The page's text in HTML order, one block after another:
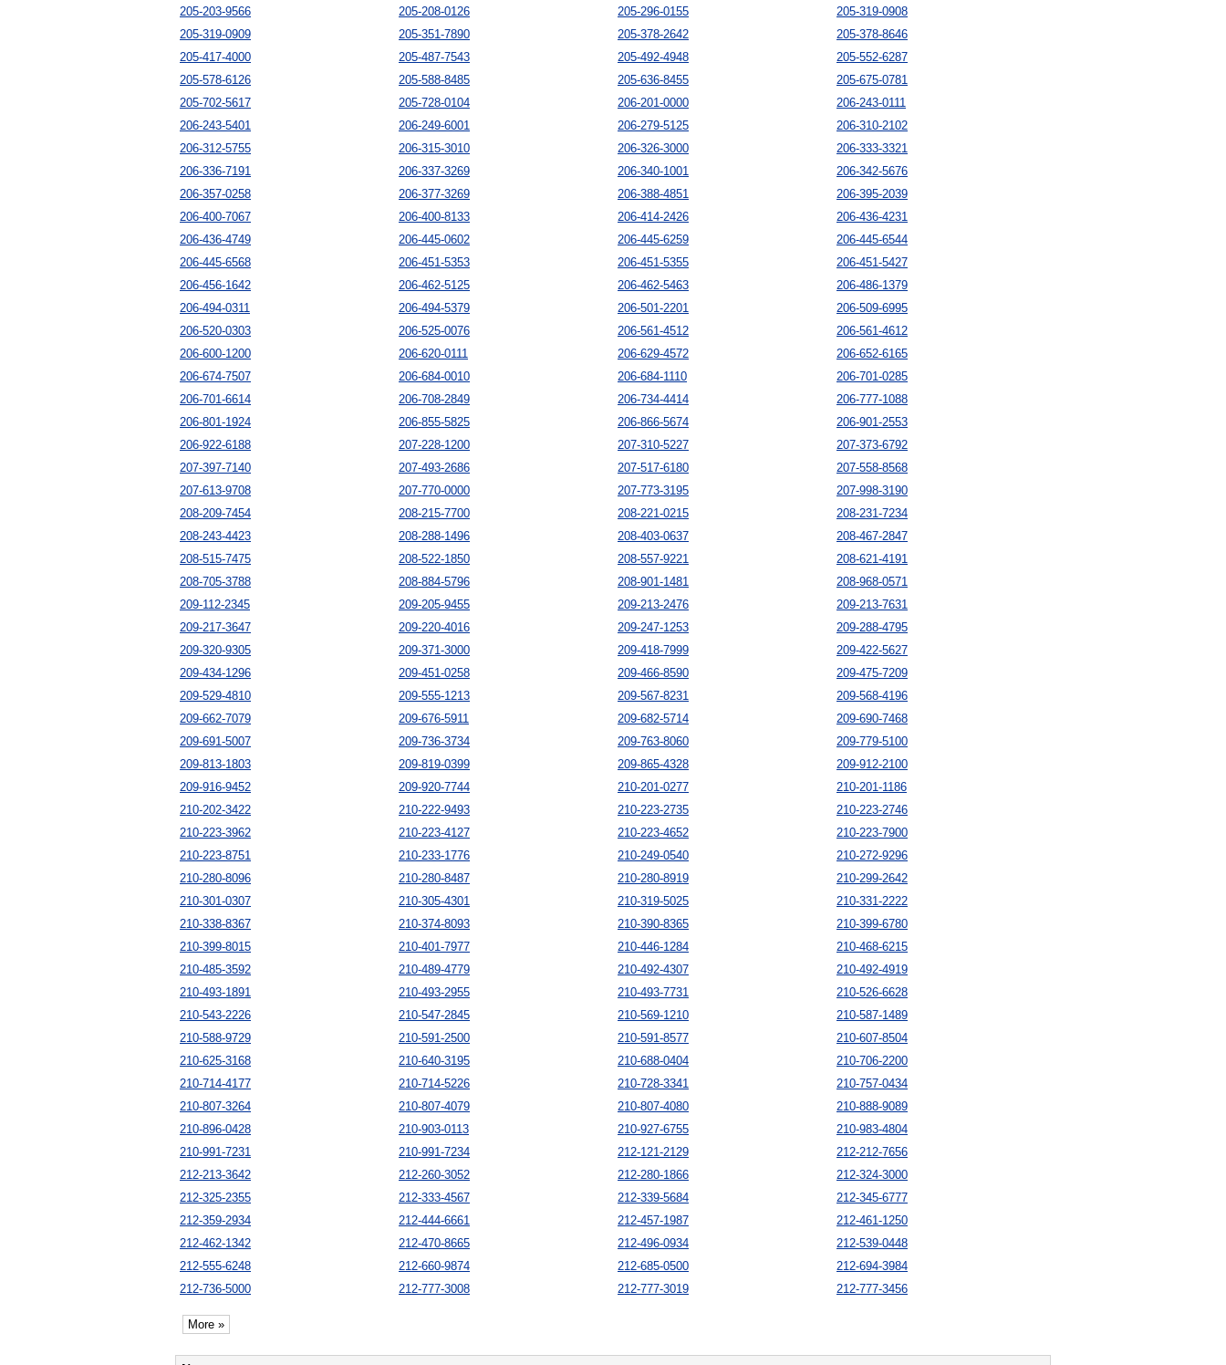
205-203-9566
205-208-0126 205-296-0155
205-319-0908
205-319-0909
205-351-7890 205-378-2642
205-378-8646
205-417-4000
205-487-7543 205-492-4948
205-552-6287
205-578-6126
205-588-8485 205-636-8455
205-675-0781
205-702-5617
205-728-0104 206-201-0000
206-243-0111
206-243-5401
206-249-6001 206-279-5125
206-310-2102
206-312-5755
206-315-3010 206-326-3000
206-333-3321
206-336-7191
206-337-3269 206-340-1001
206-342-5676
206-357-0258
206-377-3269 206-388-4851
206-395-2039
206-400-7067
206-400-8133 206-414-2426
206-436-4231
206-436-4749
206-445-0602 206-445-6259
206-445-6544
206-445-6568
206-451-5353 206-451-5355
206-451-5427
206-456-1642
206-462-5125 206-462-5463
206-486-1379
206-494-0311
206-494-5379 206-501-2201
206-509-6995
206-520-0303
206-525-0076 206-561-4512
206-561-4612
206-600-1200
206-620-0111 206-629-4572
206-652-6165
206-674-7507
206-684-0010 206-684-1110
206-701-0285
206-701-6614
206-708-2849 206-734-4414
206-777-1088
206-801-1924
206-855-5825 206-866-5674
206-901-2553
206-922-6188
207-228-1200 207-310-5227
207-373-6792
207-397-7140
207-493-2686 207-517-6180
207-558-8568
207-613-9708
207-770-0000 207-773-3195
207-998-3190
208-209-7454
208-215-7700 208-221-0215
208-231-7234
208-243-4423
208-288-1496 208-403-0637
208-467-2847
208-515-7475
208-522-1850 208-557-9221
208-621-4191
208-705-3788
208-884-5796 208-901-1481
208-968-0571
209-112-2345
209-205-9455 209-213-2476
209-213-7631
209-217-3647
209-220-4016 209-247-1253
209-288-4795
209-320-9305
209-371-3000 209-418-7999
209-422-5627
209-434-1296
209-451-0258 209-466-8590
209-475-7209
209-529-4810
209-555-1213 209-567-8231
209-568-4196
209-662-7079
209-676-5911 209-682-5714
209-690-7468
209-691-5007
209-736-3734 209-763-8060
209-779-5100
209-813-1803
209-819-0399 209-865-4328
209-912-2100
209-916-9452
209-920-7744 210-201-0277
210-201-1186
210-202-3422
210-222-9493 210-223-2735
210-223-2746
210-223-3962
210-223-4127 210-223-4652
210-223-7900
210-223-8751
210-233-1776 210-249-0540
210-272-9296
210-280-8096
210-280-8487 210-280-8919
210-299-2642
210-301-0307
210-305-4301 210-319-5025
210-331-2222
210-338-8367
210-374-8093 210-390-8365
210-399-6780
210-399-8015
210-401-7977 210-446-1284
210-468-6215
210-485-3592
210-489-4779 210-492-4307
210-492-4919
210-493-1891
210-493-2955 210-493-7731
210-526-6628
210-543-2226
210-547-2845 210-569-1210
210-587-1489
210-588-9729
210-591-2500 210-591-8577
210-607-8504
210-625-3168
210-640-3195 210-688-0404
210-706-2200
210-714-4177
210-714-5226 210-728-3341
210-757-0434
210-807-3264
210-807-4079 210-807-4080
210-888-9089
210-896-0428
210-903-0113 210-927-6755
210-983-4804
210-991-7231
210-991-7234 212-121-2129
212-212-7656
212-213-3642
212-260-3052 212-280-1866
212-324-3000
212-325-2355
212-333-4567 212-339-5684
212-345-6777
212-359-2934
212-444-6661 212-457-1987
212-461-1250
212-462-1342
212-470-8665 212-496-0934
212-539-0448
212-555-6248
212-660-9874 212-685-0500
212-694-3984
212-736-5000
212-777-3008 212-777-3019 212-777-3456
More »